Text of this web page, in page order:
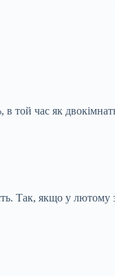
той час як
Так, якщо у